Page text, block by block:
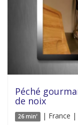
Péché
de noix
26 min' | France |